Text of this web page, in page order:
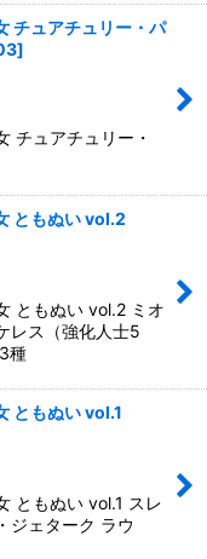
チュアチュリー・パ
]
チュアチュリー・
ともぬい vol.2
ともぬい vol.2 ミオ
レス（強化人士5
種
ともぬい vol.1
ともぬい vol.1 スレ
ジェターク ラウ